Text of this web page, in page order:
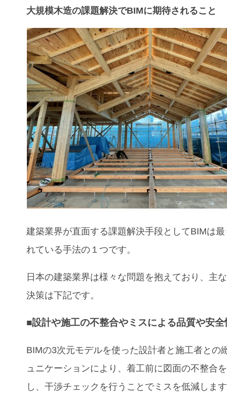
大規模木造の課題解決でBIMに期待されること
建築業界が直面する課題解決手段としてBIMは
れている手法の１つです。
日本の建築業界は様々な問題を抱えており、主
決策は下記です。
■設計や施工の不整合やミスによる品質や安全
BIMの3次元モデルを使った設計者と施工者との
ュニケーションにより、着工前に図面の不整合
し、干渉チェックを行うことでミスを低減しま